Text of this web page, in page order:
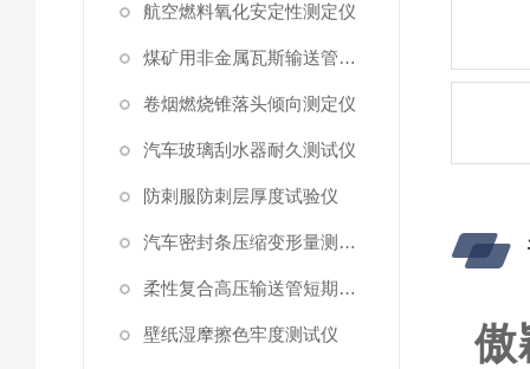
航空燃料氧化安定性测定仪
煤矿用非金属瓦斯输送管材耐正压力测试仪
卷烟燃烧锥落头倾向测定仪
汽车玻璃刮水器耐久测试仪
防刺服防刺层厚度试验仪
汽车密封条压缩变形量测试仪
柔性复合高压输送管短期静水压强度测试仪
壁纸湿摩擦色牢度测试仪
傲